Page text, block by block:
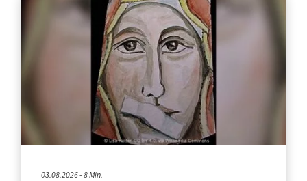
03.08.2026 - 8 Min.